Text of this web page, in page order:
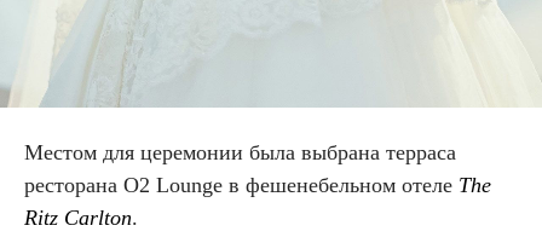
Местом для церемонии была выбрана терраса
ресторана O2 Lounge в фешенебельном отеле The
Ritz Carlton.